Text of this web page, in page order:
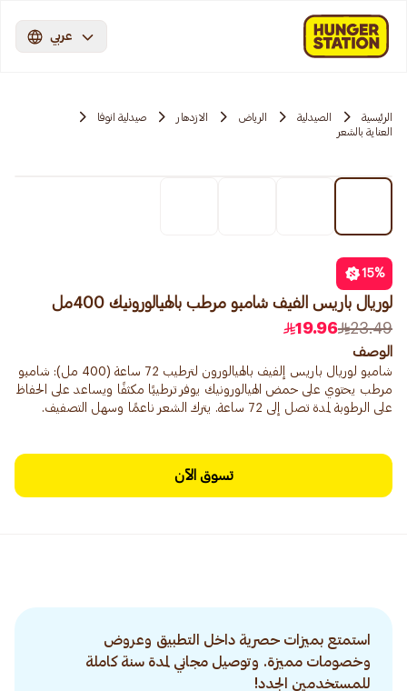
عربي
الرئيسية الصيدلية الرياض الازدهار
صيدلية انوفا
العناية بالشعر
15%
لوريال باريس الفيف شامبو مرطب بالهيالورونيك 400مل
23.49
19.96
الوصف
شامبو لوريال باريس إلفيف بالهيالورون لترطيب 72 ساعة (400 مل): شامبو
مرطب يحتوي على حمض الهيالورونيك يوفر ترطيبًا مكثفًا ويساعد على الحفاظ
على الرطوبة لمدة تصل إلى 72 ساعة. يترك الشعر ناعمًا وسهل التصفيف.
تسوق الآن
استمتع بميزات حصرية داخل التطبيق وعروض
وخصومات مميزة. وتوصيل مجاني لمدة سنة كاملة
للمستخدمين الجدد!